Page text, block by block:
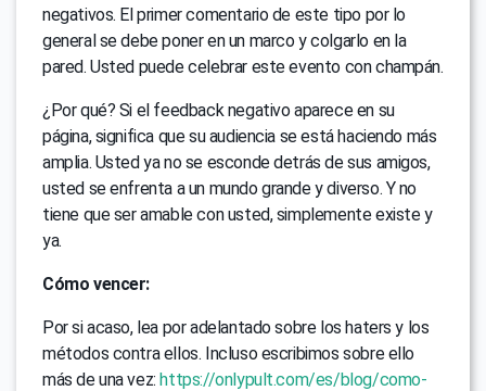
negativos. El primer comentario de este tipo por lo
general se debe poner en un marco y colgarlo en la
pared. Usted puede celebrar este evento con champán.
¿Por qué? Si el feedback negativo aparece en su
página, significa que su audiencia se está haciendo más
amplia. Usted ya no se esconde detrás de sus amigos,
usted se enfrenta a un mundo grande y diverso. Y no
tiene que ser amable con usted, simplemente existe y
ya.
Cómo vencer:
Por si acaso, lea por adelantado sobre los haters y los
métodos contra ellos. Incluso escribimos sobre ello
más de una vez:https://onlypult.com/es/blog/como-